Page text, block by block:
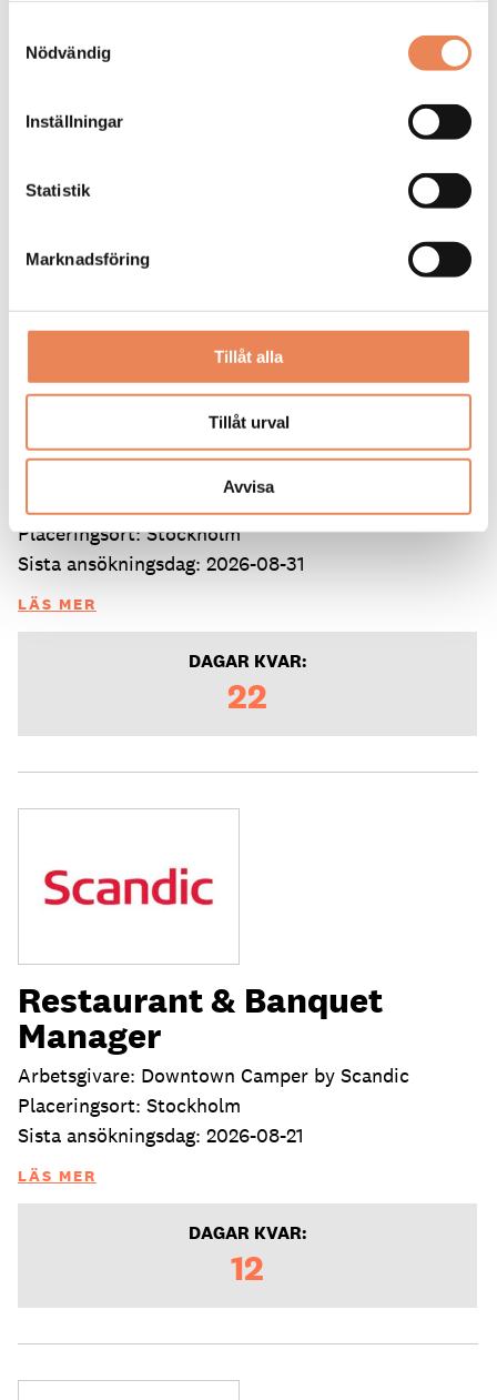
Nödvändig
Inställningar
Statistik
Marknadsföring
Tillåt alla
Tillåt urval
Avvisa
Säljansvarig
Placeringsort: Stockholm
Sista ansökningsdag: 2026-08-31
LÄS MER
DAGAR KVAR:
22
Restaurant & Banquet
Manager
Arbetsgivare: Downtown Camper by Scandic
Placeringsort: Stockholm
Sista ansökningsdag: 2026-08-21
LÄS MER
DAGAR KVAR:
12